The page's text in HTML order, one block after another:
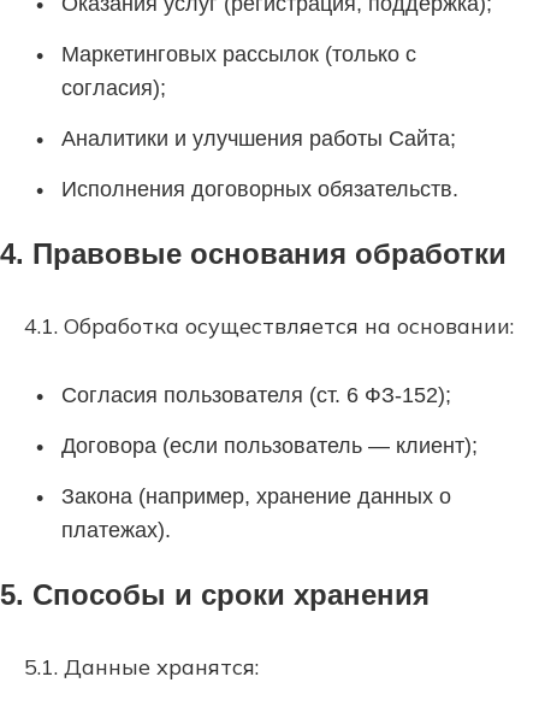
Маркетинговых рассылок (только с
согласия);
Аналитики и улучшения работы Сайта;
Исполнения договорных обязательств.
4. Правовые основания обработки
4.1. Обработка осуществляется на основании:
Согласия пользователя (ст. 6 ФЗ-152);
Договора (если пользователь — клиент);
Закона (например, хранение данных о
платежах).
5. Способы и сроки хранения
5.1. Данные хранятся: